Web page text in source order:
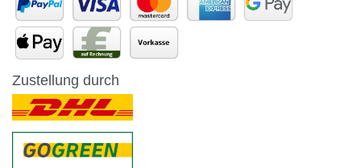
Zustellung durch